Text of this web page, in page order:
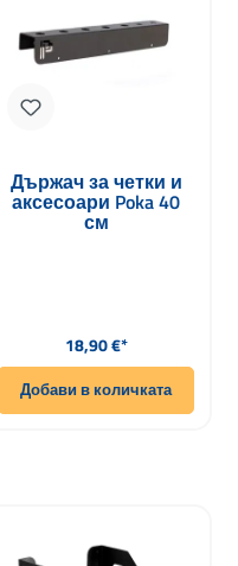
Държач за четки и
аксесоари Poka 40
см
Редовна цена:
18,90 €*
Добави в количката